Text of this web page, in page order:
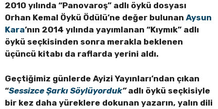
2010 yılında “Panovaroş” adlı öykü dosyası
Orhan Kemal Öykü Ödülü’ne değer bulunan Aysun
Kara’nın 2014 yılında yayımlanan “Kıymık” adlı
öykü seçkisinden sonra merakla beklenen
üçüncü kitabı da raflarda yerini aldı.
Geçtiğimiz günlerde Ayizi Yayınları’ndan çıkan
“Sessizce Şarkı Söylüyorduk”adlı öykü seçkisiyle
bir kez daha yüreklere dokunan yazarın, yalın dili